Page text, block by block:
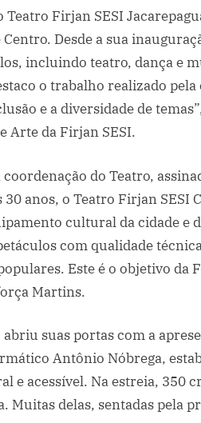
o
mês
de
novembro
de
2024
Firjan SESI
Desde a sua
incluindo teatro, dança e
o trabalho realizado
e a diversidade de
Arte da Firjan SESI.
do Teatro,
anos, o Teatro Firjan SESI
cultural da cidade e
com qualidade
Este é o objetivo da
Martins.
suas portas com a
Antônio Nóbrega,
e acessível. Na estreia, 350
Muitas delas, sentadas pela